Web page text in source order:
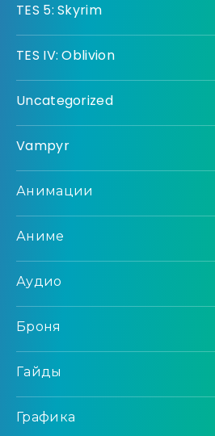
TES 5: Skyrim
TES IV: Oblivion
Uncategorized
Vampyr
Анимации
Аниме
Аудио
Броня
Гайды
Графика